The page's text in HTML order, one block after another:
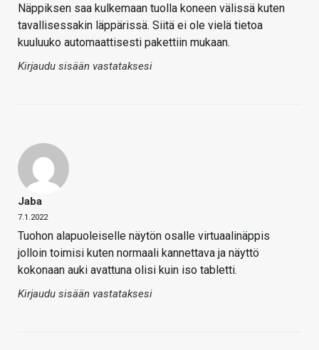
Näppiksen saa kulkemaan tuolla koneen välissä kuten
tavallisessakin läppärissä. Siitä ei ole vielä tietoa
kuuluuko automaattisesti pakettiin mukaan.
Kirjaudu sisään vastataksesi
Jaba
7.1.2022
Tuohon alapuoleiselle näytön osalle virtuaalinäppis
jolloin toimisi kuten normaali kannettava ja näyttö
kokonaan auki avattuna olisi kuin iso tabletti.
Kirjaudu sisään vastataksesi